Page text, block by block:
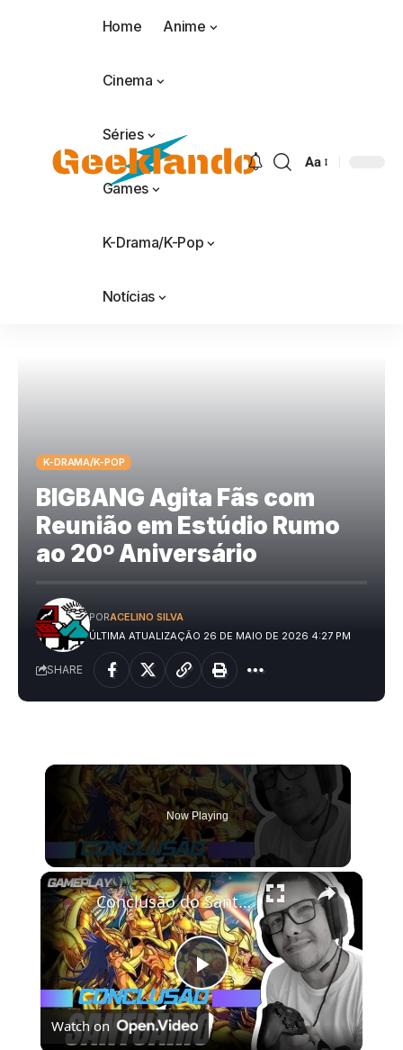
Home Anime
Cinema
Séries
Games
K-Drama/K-Pop
Notícias
Aa
K-DRAMA/K-POP
BIGBANG Agita Fãs com
Reunião em Estúdio Rumo
ao 20º Aniversário
ÚLTIMA ATUALIZAÇÃO 26 DE MAIO DE 2026 4:27 PM
PORACELINO SILVA
SHARE
Now Playing
×
Play
Conclusão do Santuário - Game Os Cavaleiros do Zodíaco A Alma dos Soldados - Dublado PT-BR 60fps
Watch on